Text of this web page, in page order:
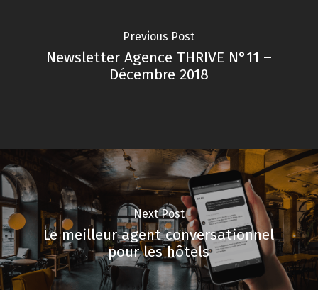
Previous Post
Newsletter Agence THRIVE N°11 –
Décembre 2018
Next Post
Le meilleur agent conversationnel
pour les hôtels